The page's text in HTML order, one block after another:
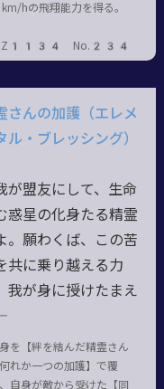
hの飛翔能力を得る。
No.234
さんの加護（エレメ
ル・ブレッシング）
が盟友にして、生命
惑星の化身たる精霊
。願わくば、この苦
共に乗り越える力
我が身に授けたまえ
を【絆を結んだ精霊さん
れか一つの加護】で覆
自身が敵から受けた【同